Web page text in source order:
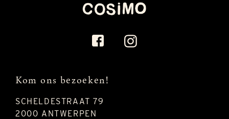
Kom ons bezoeken!
SCHELDESTRAAT 79
2000 ANTWERPEN